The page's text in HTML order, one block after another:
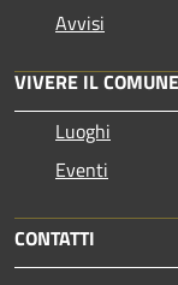
Avvisi
VIVERE IL COMUNE
Luoghi
Eventi
CONTATTI